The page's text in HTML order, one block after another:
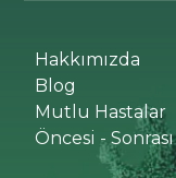
Hakkımızda
Blog
Mutlu Hastalar
Öncesi - Sonrası